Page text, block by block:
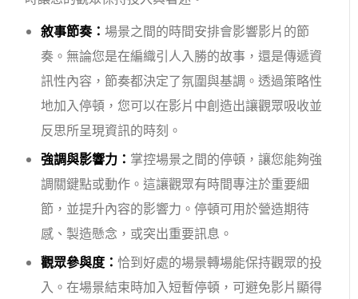
敘事節奏：場景之間的時間安排會影響影片的節
奏。無論您是在編織引人入勝的故事，還是傳遞資
訊性內容，節奏都決定了氛圍與基調。透過策略性
地加入停頓，您可以在影片中創造出讓觀眾吸收並
反思所呈現資訊的時刻。
強調與影響力： 掌控場景之間的停頓，讓您能夠強
調關鍵點或動作。這讓觀眾有時間專注於重要細
節，並提升內容的影響力。停頓可用於營造期待
感、製造懸念，或突出重要訊息。
觀眾參與度：恰到好處的場景轉場能保持觀眾的投
入。在場景結束時加入短暫停頓，可避免影片顯得